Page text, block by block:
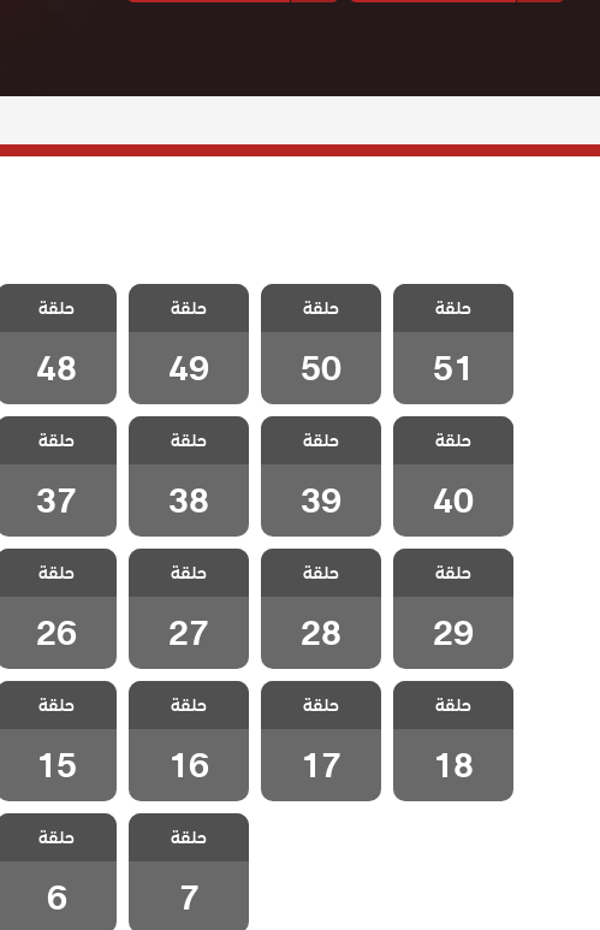
مسلسل الورود
الحلقة 51
حلقة
51
مسلسل الورود
الحلقة 50
حلقة
50
مسلسل الورود
الحلقة 49
حلقة
49
مسلسل الورود
الحلقة 48
حلقة
48
مسلسل الورود
الحلقة 40
حلقة
40
مسلسل الورود
الحلقة 39
حلقة
39
مسلسل الورود
الحلقة 38
حلقة
38
مسلسل الورود
الحلقة 37
حلقة
37
مسلسل الورود
الحلقة 29
حلقة
29
مسلسل الورود
الحلقة 28
حلقة
28
مسلسل الورود
الحلقة 27
حلقة
27
مسلسل الورود
الحلقة 26
حلقة
26
مسلسل الورود
الحلقة 18
حلقة
18
مسلسل الورود
الحلقة 17
حلقة
17
مسلسل الورود
الحلقة 16
حلقة
16
مسلسل الورود
الحلقة 15
حلقة
15
مسلسل الورود
الحلقة 7
حلقة
7
مسلسل الورود
الحلقة 6
حلقة
6